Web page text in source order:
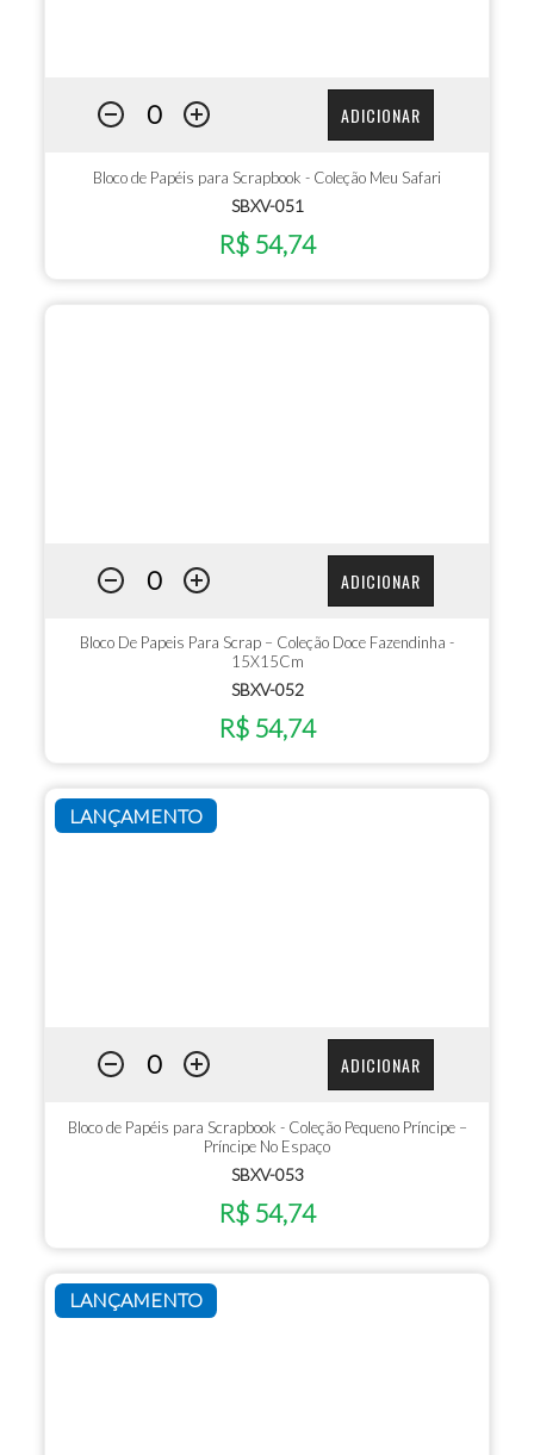
ADICIONAR
Bloco de Papéis para Scrapbook - Coleção Meu Safari
SBXV-051
R$ 54,74
ADICIONAR
Bloco De Papeis Para Scrap – Coleção Doce Fazendinha -
15X15Cm
SBXV-052
R$ 54,74
LANÇAMENTO
ADICIONAR
Bloco de Papéis para Scrapbook - Coleção Pequeno Príncipe –
Príncipe No Espaço
SBXV-053
R$ 54,74
LANÇAMENTO